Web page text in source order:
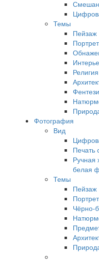
Темы
Пейзаж
Портрет
Религия
Фентези
Фотография
Вид
Печать
Ручная
белая
Темы
Пейзаж
Портрет
Чёрно-